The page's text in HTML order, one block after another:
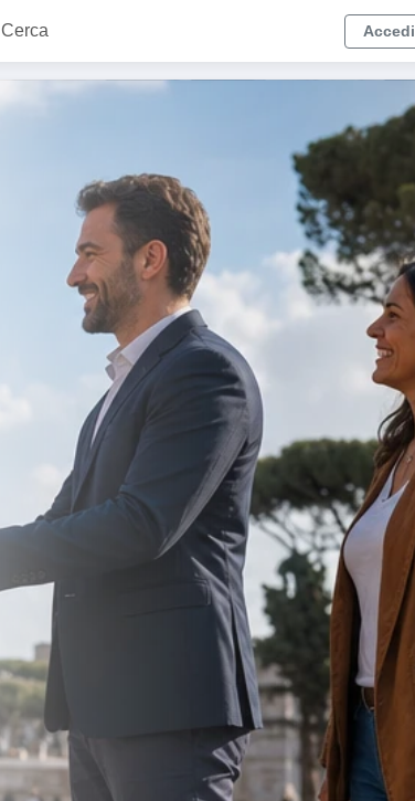
Cerca Accedi